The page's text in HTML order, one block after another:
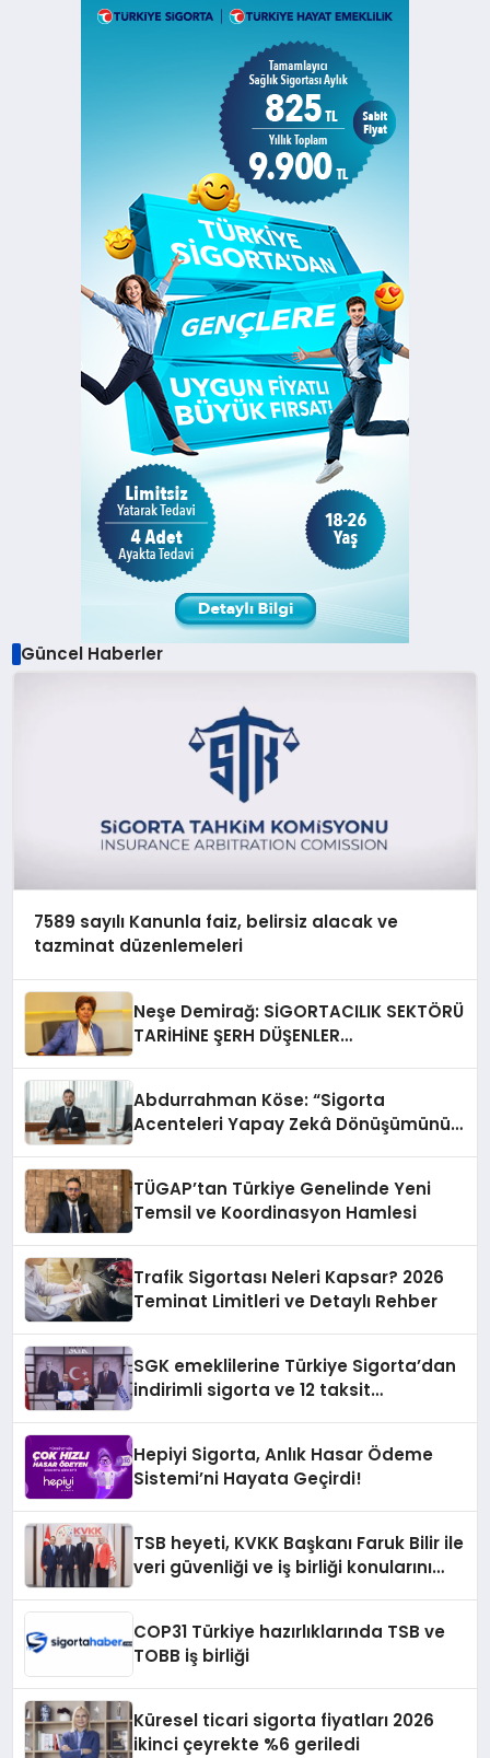
Güncel Haberler
7589 sayılı Kanunla faiz, belirsiz alacak ve
tazminat düzenlemeleri
Neşe Demirağ: SİGORTACILIK SEKTÖRÜ
TARİHİNE ŞERH DÜŞENLER…
Abdurrahman Köse: “Sigorta
Acenteleri Yapay Zekâ Dönüşümünün
TÜGAP’tan Türkiye Genelinde Yeni
Temsil ve Koordinasyon Hamlesi
Trafik Sigortası Neleri Kapsar? 2026
Teminat Limitleri ve Detaylı Rehber
SGK emeklilerine Türkiye Sigorta’dan
indirimli sigorta ve 12 taksit
Hepiyi Sigorta, Anlık Hasar Ödeme
Sistemi’ni Hayata Geçirdi!
TSB heyeti, KVKK Başkanı Faruk Bilir ile
veri güvenliği ve iş birliği konularını
COP31 Türkiye hazırlıklarında TSB ve
TOBB iş birliği
Küresel ticari sigorta fiyatları 2026
ikinci çeyrekte %6 geriledi